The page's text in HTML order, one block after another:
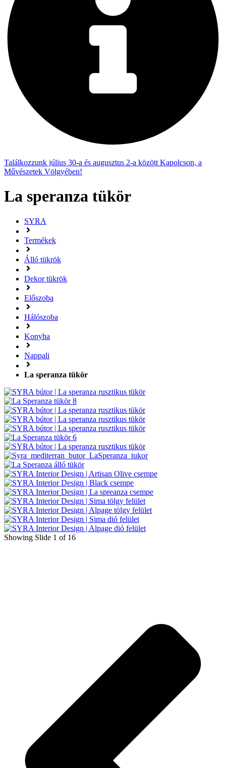
Találkozzunk július 30-a és augusztus 2-a között Kapolcson, a
Művészetek Völgyében!
La speranza tükör
SYRA
Termékek
Álló tükrök
Dekor tükrök
Előszoba
Hálószoba
Konyha
Nappali
La speranza tükör
Showing Slide 1 of 16